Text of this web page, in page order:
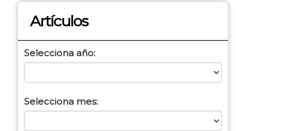
Artículos
Selecciona año:
Selecciona mes: